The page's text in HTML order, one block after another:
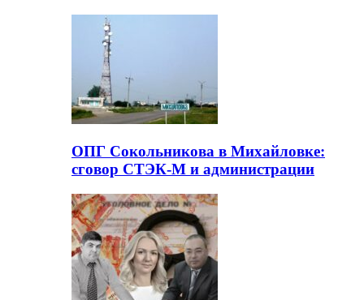
ОПГ Сокольникова в Михайловке:
сговор СТЭК-М и администрации